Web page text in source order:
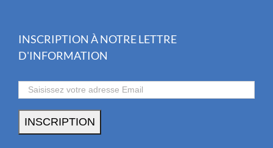
INSCRIPTION À NOTRE LETTRE
D'INFORMATION